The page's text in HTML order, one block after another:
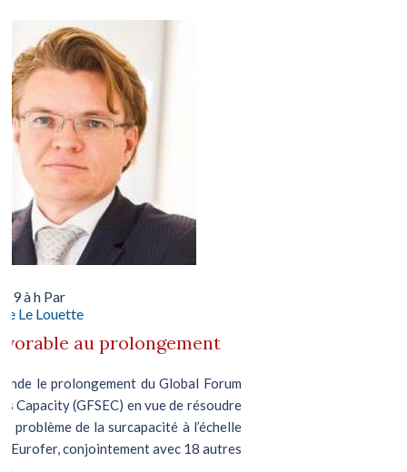
à h Par
Le Louette
au prolongement
le prolongement du Global Forum
Capacity (GFSEC) en vue de résoudre
problème de la surcapacité à l’échelle
Eurofer, conjointement avec 18 autres